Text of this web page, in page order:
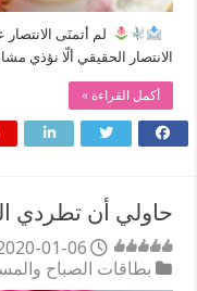
لم أتمنَى
الانتصار الحقيقي ألّا نؤذي
أكمل القراءة »
حاولي أن تطردي
01-06
بطاقات الصباح